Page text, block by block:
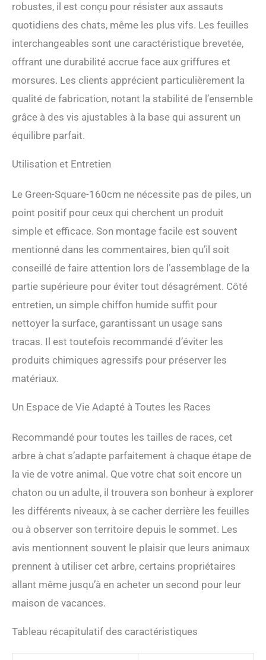
aux morsures et aux jeux
relativement agressifs.
ASSEMBLAGE FACILE: Pas
d'outils ? Aucun problème.
Conçu pour être pratique en
toutes circonstances, notre
breveté griffoir pour chat
s'assemble en moins de 15
minutes sans aucun outil.
DESIGN ÉLÉGANT ET
moderne et ses feuilles
interchangeables, notre
garder un espace de vie
agréable.
robustes, il est conçu pour résister aux assauts
quotidiens des chats, même les plus vifs. Les feuilles
interchangeables sont une caractéristique brevetée,
offrant une durabilité accrue face aux griffures et
morsures. Les clients apprécient particulièrement la
qualité de fabrication, notant la stabilité de l’ensemble
grâce à des vis ajustables à la base qui assurent un
équilibre parfait.
Utilisation et Entretien
Le Green-Square-160cm ne nécessite pas de piles, un
point positif pour ceux qui cherchent un produit
simple et efficace. Son montage facile est souvent
mentionné dans les commentaires, bien qu’il soit
conseillé de faire attention lors de l’assemblage de la
partie supérieure pour éviter tout désagrément. Côté
entretien, un simple chiffon humide suffit pour
nettoyer la surface, garantissant un usage sans
tracas. Il est toutefois recommandé d’éviter les
produits chimiques agressifs pour préserver les
matériaux.
Un Espace de Vie Adapté à Toutes les Races
Recommandé pour toutes les tailles de races, cet
arbre à chat s’adapte parfaitement à chaque étape de
la vie de votre animal. Que votre chat soit encore un
chaton ou un adulte, il trouvera son bonheur à explorer
les différents niveaux, à se cacher derrière les feuilles
ou à observer son territoire depuis le sommet. Les
avis mentionnent souvent le plaisir que leurs animaux
prennent à utiliser cet arbre, certains propriétaires
allant même jusqu’à en acheter un second pour leur
maison de vacances.
Tableau récapitulatif des caractéristiques